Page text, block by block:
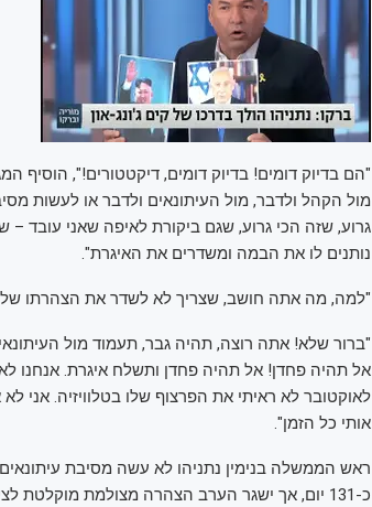
"הם בדיוק דומים! בדיוק דומים, דיקטטורים!", הוסיף
מול הקהל ולדבר, מול העיתונאים ולדבר או לעשות
גרוע, שזה הכי גרוע, שגם ביקורת לאיפה שאני עובד
נותנים לו את הבמה ומשדרים את האיגרת".
"למה, מה אתה חושב, שצריך לא לשדר את הצהרתו
"ברור שלא! אתה רוצה, תהיה גבר, תעמוד מול
אל תהיה פחדן! אל תהיה פחדן ותשלח איגרת. אנחנו
לאוקטובר לא ראיתי את הפרצוף שלו בטלוויזיה. אני
אותי כל הזמן".
ראש הממשלה בנימין נתניהו לא עשה מסיבת
כ-131 יום, אך ישגר הערב הצהרה מצולמת